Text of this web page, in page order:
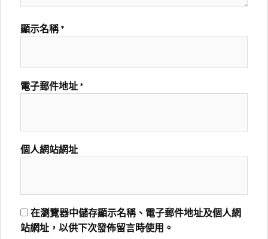
顯示名稱*
電子郵件地址 *
個人網站網址
在瀏覽器中儲存顯示名稱、電子郵件地址及個人網
站網址，以供下次發佈留言時使用。